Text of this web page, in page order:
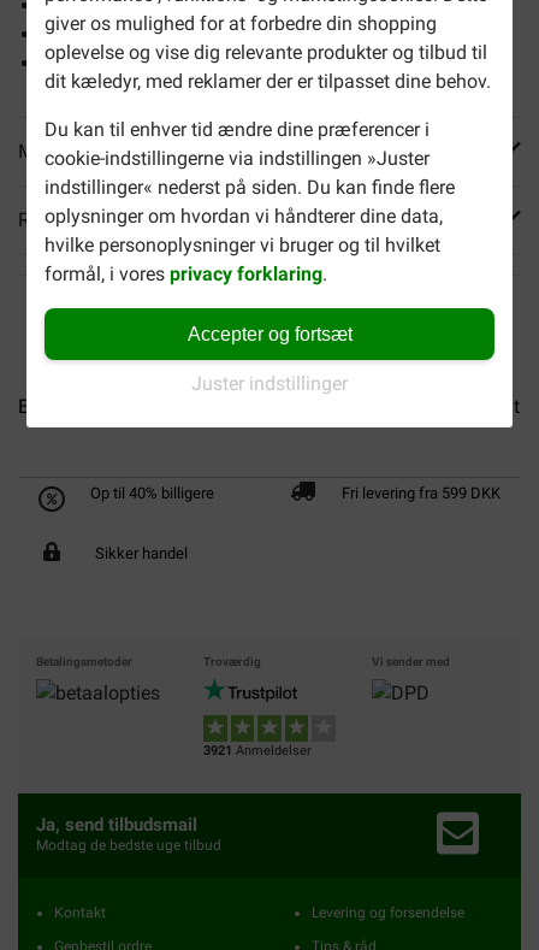
giver os mulighed for at forbedre din shopping
oplevelse og vise dig relevante produkter og tilbud til
dit kæledyr, med reklamer der er tilpasset dine behov.
Du kan til enhver tid ændre dine præferencer i
cookie-indstillingerne via indstillingen »Juster
indstillinger« nederst på siden. Du kan finde flere
oplysninger om hvordan vi håndterer dine data,
hvilke personoplysninger vi bruger og til hvilket
formål, i voresprivacy forklaring.
Accepter og fortsæt
Juster indstillinger
Bidrager til en optimal vækst og udvikling
Energirigt hvalpefoder med kylling og ris
Også velegnet til drægtige og diegivende hunde
Mere info
Reviews
Euro Premium Adult Medium... Euro Premium Adult Giant...
Op til 40% billigere Fri levering fra 599 DKK
Sikker handel
Betalingsmetoder Troværdig
3921 Anmeldelser
Vi sender med
Ja, send tilbudsmail
Modtag de bedste uge tilbud
Kontakt
Levering og forsendelse